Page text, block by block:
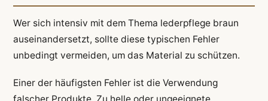
Wer sich intensiv mit dem Thema lederpflege braun
auseinandersetzt, sollte diese typischen Fehler
unbedingt vermeiden, um das Material zu schützen.
Einer der häufigsten Fehler ist die Verwendung
falscher Produkte. Zu helle oder ungeeignete